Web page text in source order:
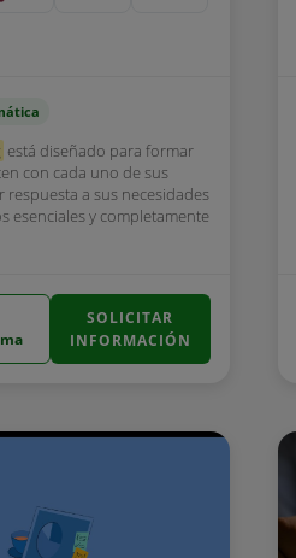
está diseñado para formar
con cada uno de sus
respuesta a sus necesidades
esenciales y completamente
SOLICITAR
INFORMACIÓN